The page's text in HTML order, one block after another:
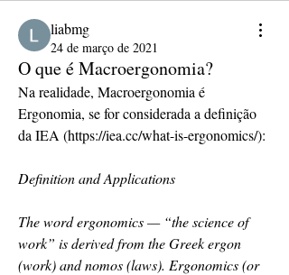
liabmg
24 de março de 2021
O que é Macroergonomia?
Na realidade, Macroergonomia é
Ergonomia, se for considerada a definição
da IEA (https://iea.cc/what-is-ergonomics/):
Definition and Applications
The word ergonomics — “the science of
work” is derived from the Greek ergon
(work) and nomos (laws). Ergonomics (or